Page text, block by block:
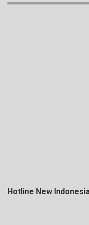
Hotline New